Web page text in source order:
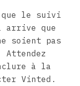
le suivi
arrive que
soient pas
Attendez
à la
Vinted.